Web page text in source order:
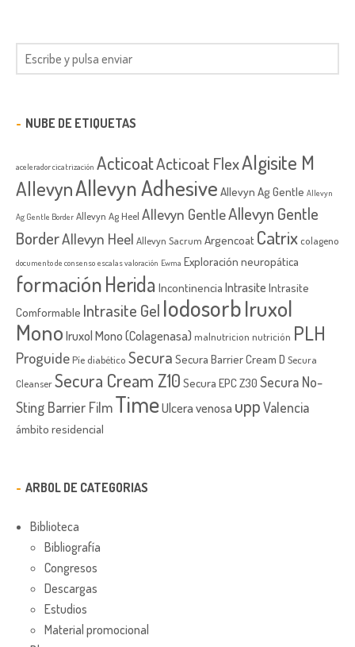
NUBE DE ETIQUETAS
acelerador cicatrización ActicoatActicoat FlexAlgisite M
AllevynAllevyn Adhesive Allevyn Ag Gentle Allevyn
Ag Gentle Border Allevyn Ag Heel Allevyn GentleAllevyn Gentle
BorderAllevyn Heel Allevyn Sacrum Argencoat Catrix colageno
documento de consenso escalas valoración Ewma Exploración neuropática
formaciónHerida Incontinencia Intrasite Intrasite
Comformable Intrasite Gel IodosorbIruxol
MonoIruxol Mono (Colagenasa) malnutricion nutrición PLH
Proguide Píe diabético Secura Secura Barrier Cream D Secura
CleanserSecura Cream Z10 Secura EPC Z30 Secura No-
Sting Barrier FilmTimeUlcera venosa uppValencia
ámbito residencial
ARBOL DE CATEGORIAS
Biblioteca
Bibliografía
Congresos
Descargas
Estudios
Material promocional